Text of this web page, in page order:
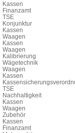
Kassen
Finanzamt
TSE
Konjunktur
Kassen
Waagen
Kassen
Waagen
Kalibrierung
Wägetechnik
Waagen
Kassen
TSE
Nachhaltigkeit
Kassen
Waagen
Zubehör
Kassen
Finanzamt